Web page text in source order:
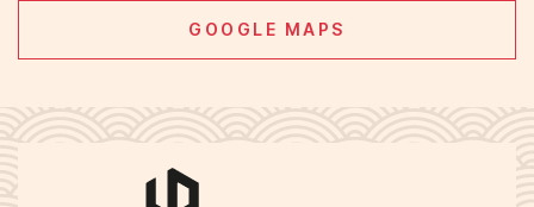
GOOGLE MAPS